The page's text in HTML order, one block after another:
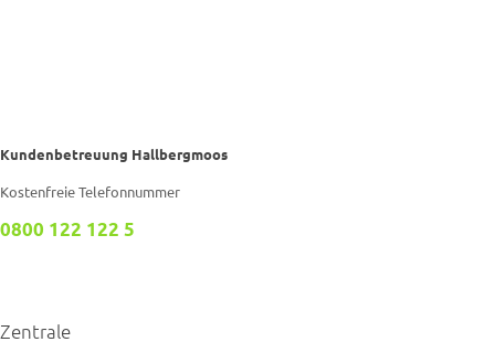
Kundenbetreuung Hallbergmoos
Kostenfreie Telefonnummer
0800 122 122 5
Zentrale